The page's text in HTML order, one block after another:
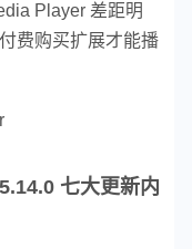
Player 差距明
费购买扩展才能播
七大更新内